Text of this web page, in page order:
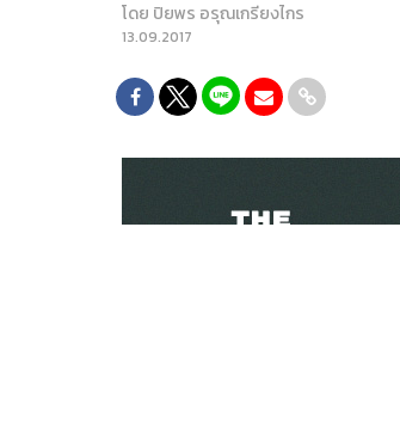
โดย ปิยพร อรุณเกรียงไกร
13.09.2017